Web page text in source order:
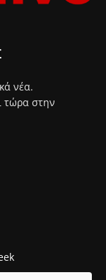
νέα.
τώρα στην